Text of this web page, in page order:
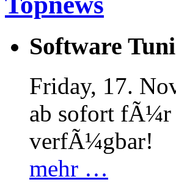
Software
Friday, 17.
ab sofort fÃ¼r
verfÃ¼gbar!
mehr …